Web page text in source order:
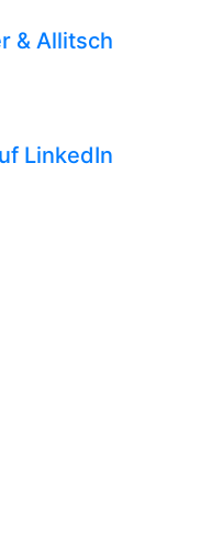
& Allitsch
LinkedIn